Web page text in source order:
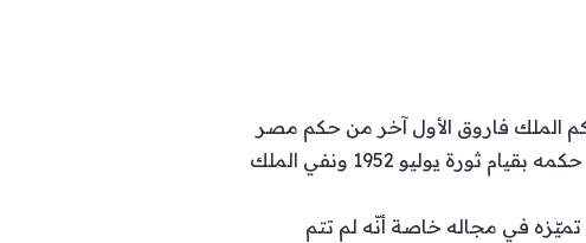
حقبة حكم الملك فاروق الأول آخر من حكم مصر
من أسرة محمد علي مؤسس مصر الحديثة، والذي ورث عرش مصر عن أبيه الملك فؤاد وانتهى حكمه بقيام ثورة يوليو 1952 ونفي الملك
تميّزه في مجاله خاصة أنّه لم تتم